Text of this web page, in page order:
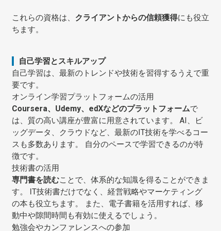
これらの資格は、 クライアントからの信頼獲得にも役立
ちます。
自己学習とスキルアップ
自己学習は、最新のトレンドや技術を習得するうえで重
要です。
オンライン学習プラットフォームの活用
Coursera、Udemy、edXなどのプラットフォームで
は、質の高い講座が豊富に用意されています。 AI、ビ
ッグデータ、クラウドなど、最新のIT技術を学べるコー
スも多数あります。 自分のペースで学習できるのが特
徴です。
技術書の活用
専門書を読むことで、体系的な知識を得ることができま
す。 IT技術書だけでなく、経営戦略やマーケティング
の本も役立ちます。 また、電子書籍を活用すれば、移
動中や隙間時間も有効に使えるでしょう。
勉強会やカンファレンスへの参加